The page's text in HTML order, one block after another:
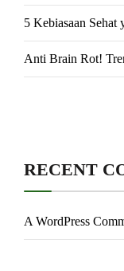
5 Kebiasaan
Anti Brain Rot!
RECENT
A WordPress